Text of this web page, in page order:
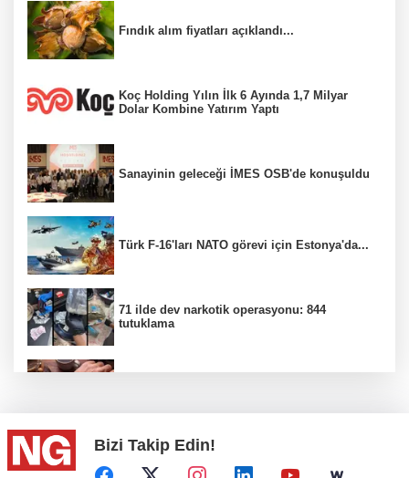
Fındık alım fiyatları açıklandı...
Koç Holding Yılın İlk 6 Ayında 1,7 Milyar
Dolar Kombine Yatırım Yaptı
Sanayinin geleceği İMES OSB'de konuşuldu
Türk F-16'ları NATO görevi için Estonya'da...
71 ilde dev narkotik operasyonu: 844
tutuklama
Bizi Takip Edin!